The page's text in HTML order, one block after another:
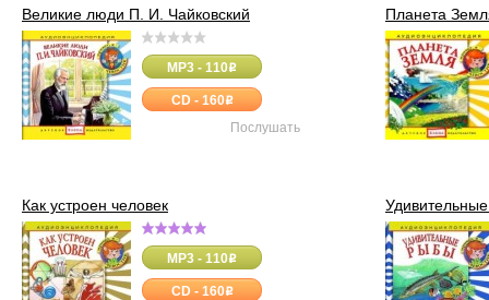
Великие люди П. И. Чайковский
MP3 - 110o
CD - 160o
Послушать
Планета
Как устроен человек
MP3 - 110o
CD - 160o